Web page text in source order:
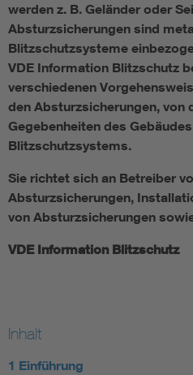
werden z. B. Geländer oder
Absturzsicherungen sind
Blitzschutzsysteme
VDE Information Blitzschutz
verschiedenen
den Absturzsicherungen, von
Gegebenheiten des
Blitzschutzsystems.
Sie richtet sich an Betreiber
Absturzsicherungen,
von Absturzsicherungen
VDE Information Blitzschutz
Inhalt
1 Einführung